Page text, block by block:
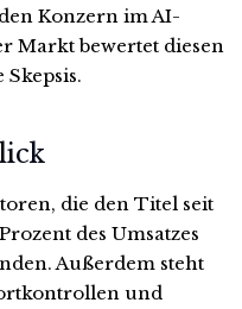
Konzern im AI-
Markt bewertet diesen
die den Titel seit
des Umsatzes
Außerdem steht
und